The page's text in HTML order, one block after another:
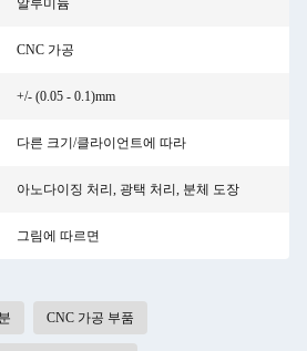
알루미늄
CNC 가공
+/- (0.05 - 0.1)mm
다른 크기/클라이언트에 따라
아노다이징 처리, 광택 처리, 분체 도장
그림에 따르면
CNC 가공 부품